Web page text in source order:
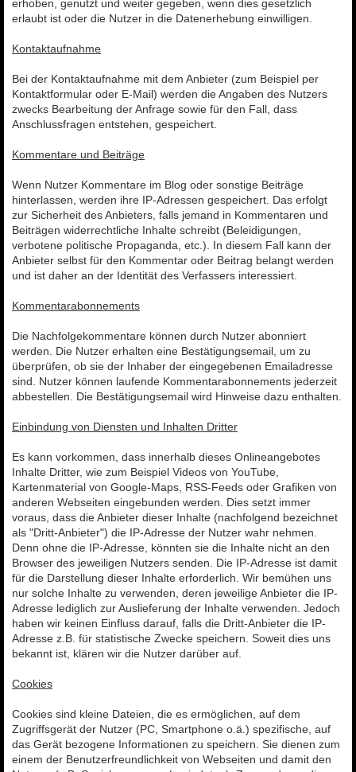
erhoben, genutzt und weiter gegeben, wenn dies gesetzlich
erlaubt ist oder die Nutzer in die Datenerhebung einwilligen.
Kontaktaufnahme
Bei der Kontaktaufnahme mit dem Anbieter (zum Beispiel per
Kontaktformular oder E-Mail) werden die Angaben des Nutzers
zwecks Bearbeitung der Anfrage sowie für den Fall, dass
Anschlussfragen entstehen, gespeichert.
Kommentare und Beiträge
Wenn Nutzer Kommentare im Blog oder sonstige Beiträge
hinterlassen, werden ihre IP-Adressen gespeichert. Das erfolgt
zur Sicherheit des Anbieters, falls jemand in Kommentaren und
Beiträgen widerrechtliche Inhalte schreibt (Beleidigungen,
verbotene politische Propaganda, etc.). In diesem Fall kann der
Anbieter selbst für den Kommentar oder Beitrag belangt werden
und ist daher an der Identität des Verfassers interessiert.
Kommentarabonnements
Die Nachfolgekommentare können durch Nutzer abonniert
werden. Die Nutzer erhalten eine Bestätigungsemail, um zu
überprüfen, ob sie der Inhaber der eingegebenen Emailadresse
sind. Nutzer können laufende Kommentarabonnements jederzeit
abbestellen. Die Bestätigungsemail wird Hinweise dazu enthalten.
Einbindung von Diensten und Inhalten Dritter
Es kann vorkommen, dass innerhalb dieses Onlineangebotes
Inhalte Dritter, wie zum Beispiel Videos von YouTube,
Kartenmaterial von Google-Maps, RSS-Feeds oder Grafiken von
anderen Webseiten eingebunden werden. Dies setzt immer
voraus, dass die Anbieter dieser Inhalte (nachfolgend bezeichnet
als "Dritt-Anbieter") die IP-Adresse der Nutzer wahr nehmen.
Denn ohne die IP-Adresse, könnten sie die Inhalte nicht an den
Browser des jeweiligen Nutzers senden. Die IP-Adresse ist damit
für die Darstellung dieser Inhalte erforderlich. Wir bemühen uns
nur solche Inhalte zu verwenden, deren jeweilige Anbieter die IP-
Adresse lediglich zur Auslieferung der Inhalte verwenden. Jedoch
haben wir keinen Einfluss darauf, falls die Dritt-Anbieter die IP-
Adresse z.B. für statistische Zwecke speichern. Soweit dies uns
bekannt ist, klären wir die Nutzer darüber auf.
Cookies
Cookies sind kleine Dateien, die es ermöglichen, auf dem
Zugriffsgerät der Nutzer (PC, Smartphone o.ä.) spezifische, auf
das Gerät bezogene Informationen zu speichern. Sie dienen zum
einem der Benutzerfreundlichkeit von Webseiten und damit den